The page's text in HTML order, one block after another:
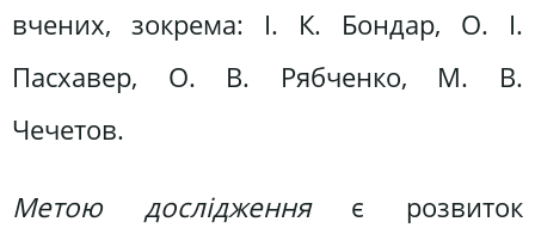
вчених, зокрема: І. К. Бондар, О. І.
Пасхавер, О. В. Рябченко, М. В.
Чечетов.
Метою дослідженняє розвиток